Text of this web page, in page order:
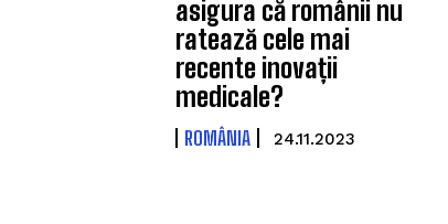
asigura că românii nu
ratează cele mai
recente inovații
medicale?
ROMÂNIA 24.11.2023